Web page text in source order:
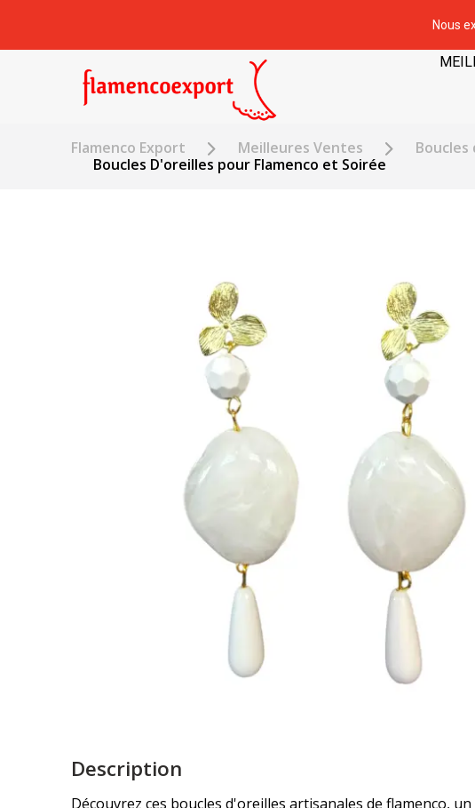
Nous
Flamenco Export Meilleures Ventes Boucles
Boucles D'oreilles pour Flamenco et Soirée
Description
Découvrez ces boucles d'oreilles artisanales de flamenco,